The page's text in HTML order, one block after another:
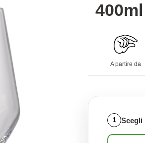
A partire da
1 Scegli